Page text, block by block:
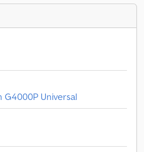
Universal